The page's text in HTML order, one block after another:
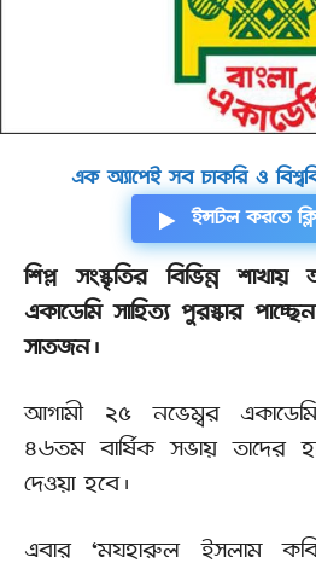
এক অ্যাপেই সব চাকরি ও
ইন্সটল করতে
শিল্প সংস্কৃতির বিভিন্ন
একাডেমি সাহিত্য পুরস্কার
সাতজন।
আগামী ২৫ নভেম্বর
৪৬তম বার্ষিক সভায় তাদের
দেওয়া হবে।
এবার ‘মযহারুল ইসলাম